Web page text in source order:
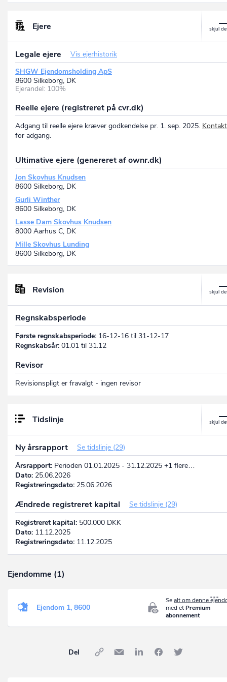
Ejere
Legale ejere
Vis ejerhistorik
SHGW Ejendomsholding ApS
8600 Silkeborg, DK
Ejerandel: 100%
Reelle ejere (registreret på cvr.dk)
Adgang til reelle ejere kræver godkendelse pr. 1. sep. 2025.
for adgang.
Ultimative ejere (genereret af ownr.dk)
Jon Skovhus Knudsen
8600 Silkeborg, DK
Gurli Winther
8600 Silkeborg, DK
Lasse Dam Skovhus Knudsen
8000 Aarhus C, DK
Mille Skovhus Lunding
8600 Silkeborg, DK
Revision
Regnskabsperiode
Første regnskabsperiode: 16-12-16 til 31-12-17
Regnskabsår: 01.01 til 31.12
Revisor
Revisionspligt er fravalgt - ingen revisor
Tidslinje
Ny årsrapport
Se tidslinje (29)
Årsrapport: Perioden 01.01.2025 - 31.12.2025 +1 flere…
Dato: 25.06.2026
Registreringsdato: 25.06.2026
Ændrede registreret kapital
Se tidslinje (29)
Registreret kapital: 500.000 DKK
Dato: 11.12.2025
Registreringsdato: 11.12.2025
Ejendomme (1)
Sealt om denne
med et Premium
abonnement
Ejendom 1, 8600
Del